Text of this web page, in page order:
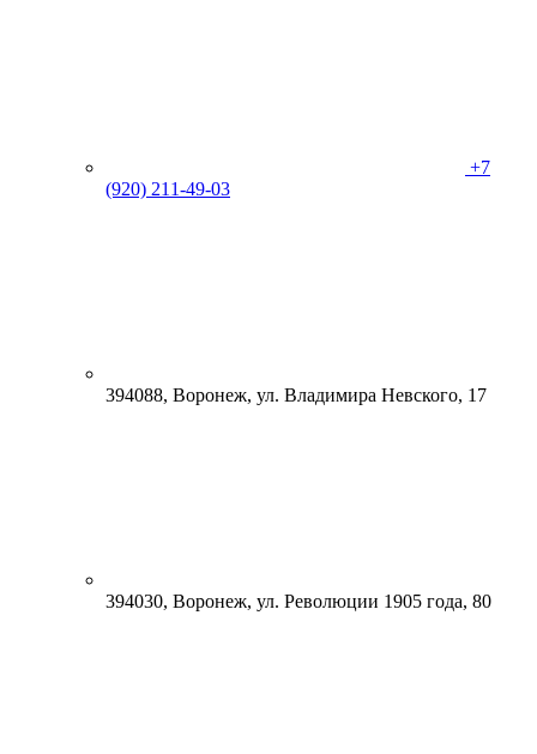
+7
(920) 211-49-03
394088, Воронеж, ул. Владимира Невского, 17
394030, Воронеж, ул. Революции 1905 года, 80